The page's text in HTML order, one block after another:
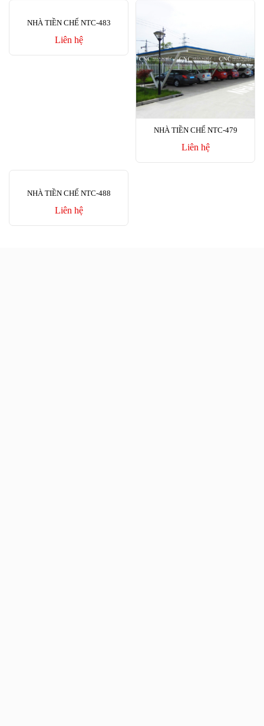
NHÀ TIỀN CHẾ NTC-483
Liên hệ
NHÀ TIỀN CHẾ NTC-479
Liên hệ
NHÀ TIỀN CHẾ NTC-488
Liên hệ